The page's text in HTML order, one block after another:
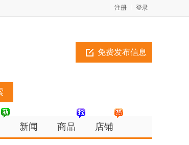
登录
注册
免费发布信息
新闻 商品 店铺